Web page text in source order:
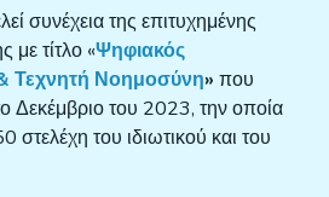
συνέχεια της επιτυχημένης
με τίτλο «Ψηφιακός
Τεχνητή Νοημοσύνη» που
Δεκέμβριο του 2023, την οποία
του ιδιωτικού και του